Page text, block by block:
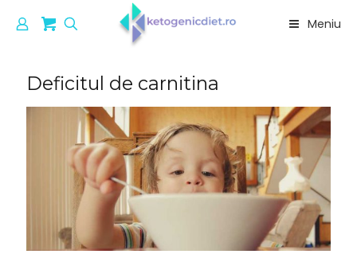
Meniu
Deficitul de carnitina